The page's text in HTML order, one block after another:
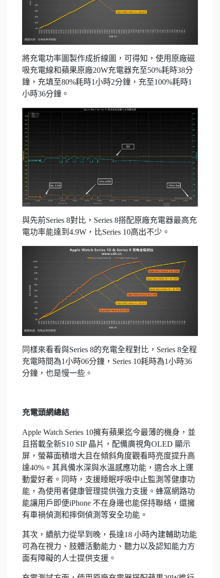
將充電功率圖製作成折線圖，可得知，使用原廠磁
吸充電線和蘋果原廠20W充電器充至50%耗時38分
鐘，充填至80%耗時1小時2分鐘，充至100%耗時1
小時36分鐘。
與先前Series 8對比，Series 8搭配原廠充電器最高充
電功率能達到4.9W，比Series 10高出不少。
同樣來看看與Series 8的充電全程對比，Series 8全程
充電時間為1小時06分鐘，Series 10耗時為1小時36
分鐘，也是慢一些。
充電頭網總結
Apple Watch Series 10擁有蘋果迄今最薄的機身，並
且搭載全新S10 SIP 晶片，配備廣視角OLED 顯示
屏，螢幕面積增大且在傾斜角度觀看時亮度提升高
達40%。其具備水深與水溫感應功能，適合水上運
動愛好者。同時，支援睡眠呼吸中止監測等健康功
能，為使用者健康管理提供強力支援。蜂窩網路功
能讓用戶即便iPhone 不在身邊也能保持聯絡，還擁
有車禍偵測和摔倒偵測等安全功能。
其次，續航力從早到晚，長達18 小時內建輔助功能
可為在視力、肢體活動能力、聽力以及認知能力方
面有障礙的人士提供支援。